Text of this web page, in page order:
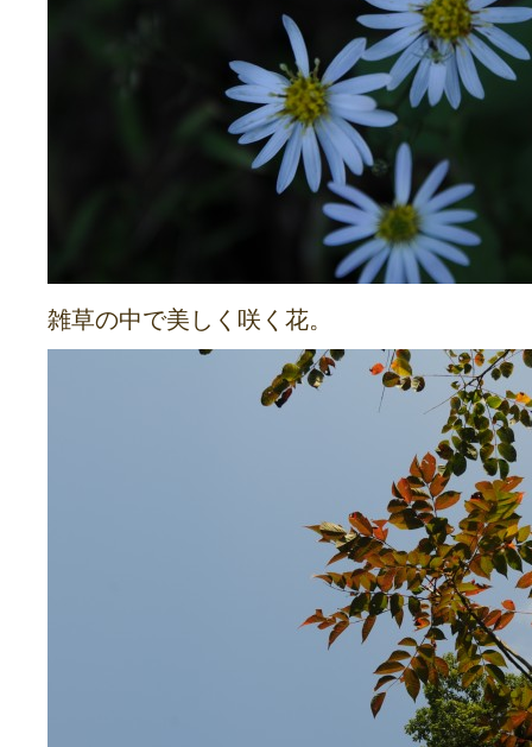
雑草の中で美しく咲く花。